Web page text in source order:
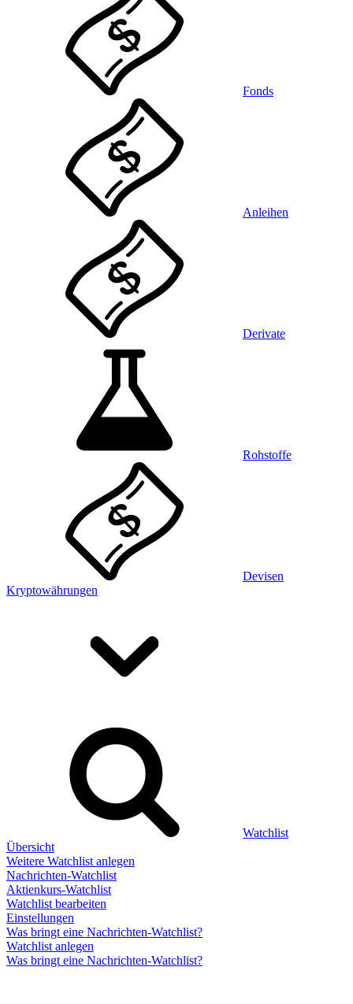
Fonds
Anleihen
Derivate
Rohstoffe
Devisen
Kryptowährungen
Watchlist
Übersicht
Weitere Watchlist anlegen
Nachrichten-Watchlist
Aktienkurs-Watchlist
Watchlist bearbeiten
Einstellungen
Was bringt eine Nachrichten-Watchlist?
Watchlist anlegen
Was bringt eine Nachrichten-Watchlist?